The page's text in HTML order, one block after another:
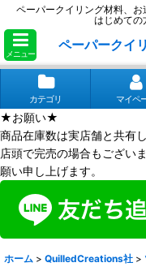
ペーパークイリング材料、
はじめての
メニュー
ペーパークイ
カテゴリ マイペ
★お願い★
商品在庫数は実店舗と共有し
店頭で完売の場合もござい
願い申し上げます。
ホーム > QuilledCreations社 >